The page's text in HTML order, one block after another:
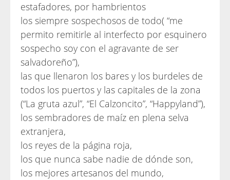
estafadores, por hambrientos
los siempre sospechosos de todo( “me
permito remitirle al interfecto por esquinero
sospecho soy con el agravante de ser
salvadoreño”),
las que llenaron los bares y los burdeles de
todos los puertos y las capitales de la zona
(“La gruta azul”, “El Calzoncito”, “Happyland”),
los sembradores de maíz en plena selva
extranjera,
los reyes de la página roja,
los que nunca sabe nadie de dónde son,
los mejores artesanos del mundo,